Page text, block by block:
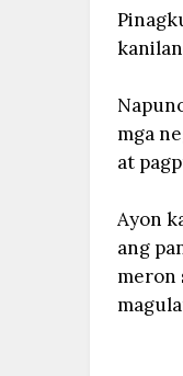
mga
at
Ayon
ang
meron